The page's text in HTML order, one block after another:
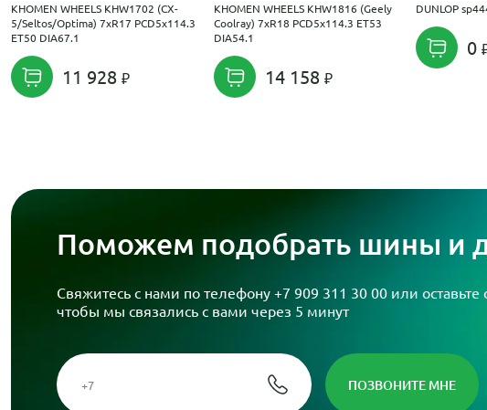
KHOMEN WHEELS KHW1702 (CX-
5/Seltos/Optima) 7xR17 PCD5x114.3
ET50 DIA67.1
11 928
KHOMEN WHEELS KHW1816 (Geely
Coolray) 7xR18 PCD5x114.3 ET53
DIA54.1
14 158
DUNLOP
0
Поможем подобрать шины и
Свяжитесь с нами по телефону +7 909 311 30 00 или
чтобы мы связались с вами через 5 минут